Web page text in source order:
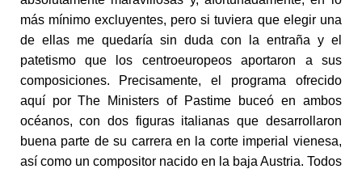
más mínimo excluyentes, pero si tuviera que elegir una
de ellas me quedaría sin duda con la entraña y el
patetismo que los centroeuropeos aportaron a sus
composiciones. Precisamente, el programa ofrecido
aquí por The Ministers of Pastime buceó en ambos
océanos, con dos figuras italianas que desarrollaron
buena parte de su carrera en la corte imperial vienesa,
así como un compositor nacido en la baja Austria. Todos